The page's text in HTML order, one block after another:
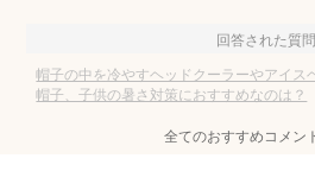
回答された質問
帽子の中を冷やすヘッドクーラーやアイス
帽子、子供の暑さ対策におすすめなのは？
全てのおすすめコメン